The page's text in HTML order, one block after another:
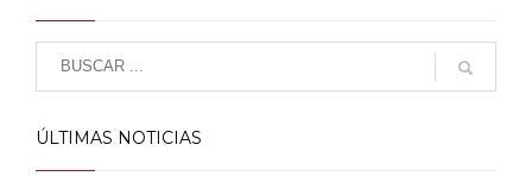
ÚLTIMAS NOTICIAS